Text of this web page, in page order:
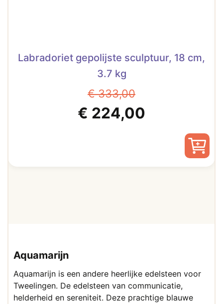
Labradoriet gepolijste sculptuur, 18 cm,
3.7 kg
€333,00
Oorspronkelijke
€ 224,00
Aquamarijn
Aquamarijn is een andere heerlijke edelsteen voor
Tweelingen. De edelsteen van communicatie,
helderheid en sereniteit. Deze prachtige blauwe